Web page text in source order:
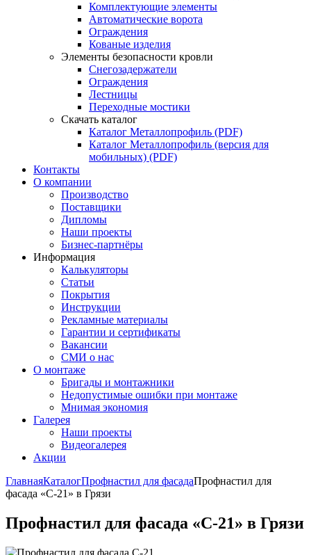
Комплектующие элементы
Автоматические ворота
Ограждения
Кованые изделия
Элементы безопасности кровли
Снегозадержатели
Ограждения
Лестницы
Переходные мостики
Скачать каталог
Каталог Металлопрофиль (PDF)
Каталог Металлопрофиль (версия для
мобильных) (PDF)
Контакты
О компании
Производство
Поставщики
Дипломы
Наши проекты
Бизнес-партнёры
Информация
Калькуляторы
Статьи
Покрытия
Инструкции
Рекламные материалы
Гарантии и сертификаты
Вакансии
СМИ о нас
О монтаже
Бригады и монтажники
Недопустимые ошибки при монтаже
Мнимая экономия
Галерея
Наши проекты
Видеогалерея
Акции
ГлавнаяКаталогПрофнастил для фасадаПрофнастил для
фасада «С-21» в Грязи
Профнастил для фасада «С-21» в Грязи